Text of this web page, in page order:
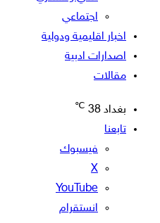
اجتماعي
اخبار اقليمية ودولية
اصدارات ادبية
مقالات
بغداد 38
℃
تابعنا
فيسبوك
‫X
‫YouTube
انستقرام